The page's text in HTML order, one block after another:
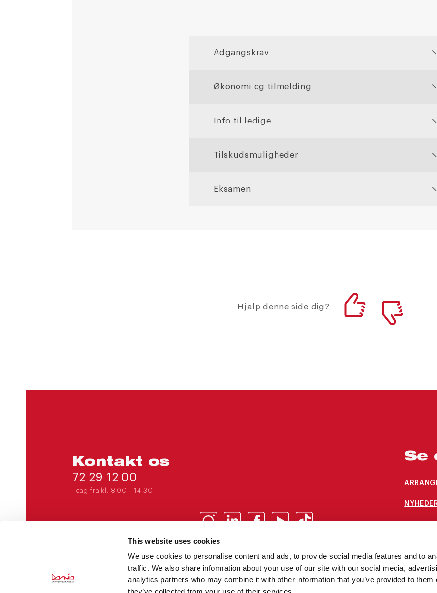
This website uses cookies
We use cookies to personalise content and ads, to provide social media features and to
traffic. We also share information about your use of our site with our social media,
analytics partners who may combine it with other information that you’ve provided to them
Adgangskrav
Økonomi og tilmelding
Info til ledige
Tilskudsmuligheder
Eksamen
Hjalp denne side dig?
Kontakt os
72 29 12 00
I dag fra kl. 8.00 - 14.30
EAN 5798000560277
Se